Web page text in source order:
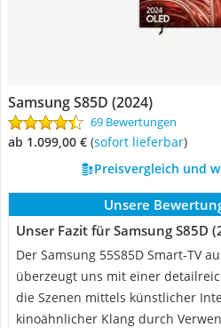
Samsung S85D (2024)
69 Bewertungen
ab 1.099,00 € ( Sofort lieferbar)
Preisvergleich und
Unsere
Unser Fazit für Samsung S85D
Der Samsung 55S85D Smart-TV
überzeugt uns mit einer
die Szenen mittels künstlicher
kinoähnlicher Klang durch